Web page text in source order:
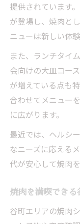
提供されています
が登場し、焼肉と
ニューは新しい体
また、ランチタイ
会向けの大皿コー
が増えている点も
合わせてメニュー
に広がります。
最近では、ヘルシ
なニーズに応える
代が安心して焼肉
焼肉を満喫でき
谷町エリアの焼肉